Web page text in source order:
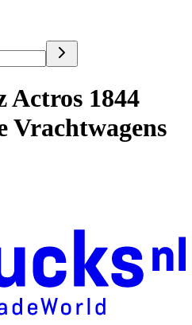
Actros 1844
Vrachtwagens